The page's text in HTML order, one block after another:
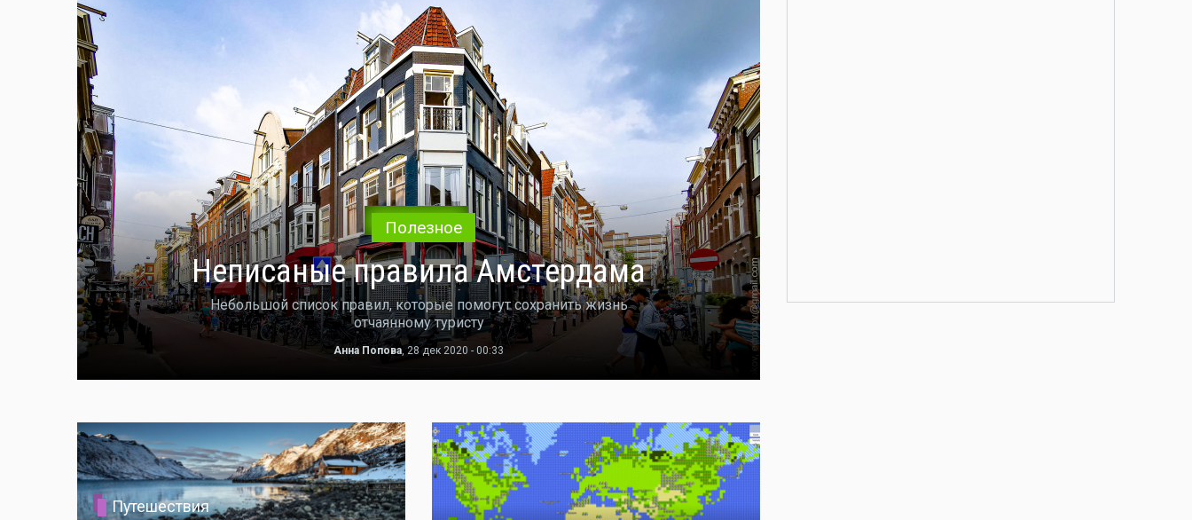
Полезное
Неписаные правила ​​Амстердама
Небольшой список правил, которые помогут сохранить жизнь
отчаянному туристу
Анна Попова, 28 дек 2020 - 00:33
Путешествия